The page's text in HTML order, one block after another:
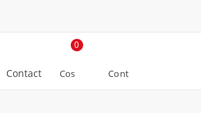
Contact Cos
0
Cont